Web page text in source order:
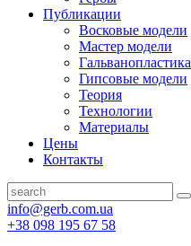
Публикации
Восковые модели
Мастер модели
Гальванопластика
Гипсовые модели
Теория
Технологии
Материалы
Цены
Контакты
info@gerb.com.ua
+38 098 195 67 58